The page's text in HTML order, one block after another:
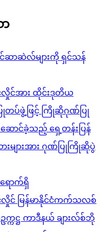
ာဆဲလ်များကို ရှင်သန်
လှိုင်အား ထိုင်းဒုတိယ
ြုတပ်ဖွဲ့ဖြင့် ကြိုဆိုဂုဏ်ပြု
ဆောင်ခဲ့သည့် ရှေ့တန်းပြန်
းများအား ဂုဏ်ပြုကြိုဆိုပွဲ
ောက်ရှိ
လှိုင် မြန်မာနိုင်ငံကက်သလစ်
က္ကဋ္ဌ ကာဒီနယ် ချားလ်စ်ဘို